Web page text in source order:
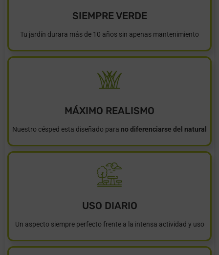
SIEMPRE VERDE
Tu jardín durara más de 10 años sin apenas mantenimiento
MÁXIMO REALISMO
Nuestro césped esta diseñado para no diferenciarse del natural
USO DIARIO
Un aspecto siempre perfecto frente a la intensa actividad y uso